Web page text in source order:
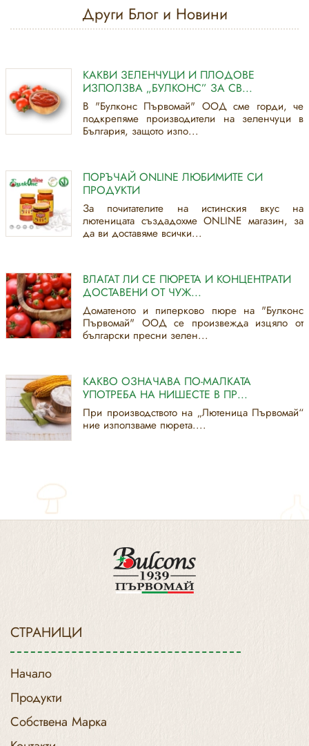
Други Блог и Новини
КАКВИ ЗЕЛЕНЧУЦИ И ПЛОДОВЕ
ИЗПОЛЗВА „БУЛКОНС” ЗА СВ...
В "Булконс Първомай" ООД сме горди, че
подкрепяме производители на зеленчуци в
България, защото изпо...
ПОРЪЧАЙ ONLINE ЛЮБИМИТЕ СИ
ПРОДУКТИ
За почитателите на истинския вкус на
лютеницата създадохме ONLINE магазин, за
да ви доставяме всички...
ВЛАГАТ ЛИ СЕ ПЮРЕТА И КОНЦЕНТРАТИ
ДОСТАВЕНИ ОТ ЧУЖ...
Доматеното и пиперково пюре на "Булконс
Първомай" ООД се произвежда изцяло от
български пресни зелен...
КАКВО ОЗНАЧАВА ПО-МАЛКАТА
УПОТРЕБА НА НИШЕСТЕ В ПР...
При производството на „Лютеница Първомай“
ние използваме пюрета....
СТРАНИЦИ
Начало
Продукти
Собствена Марка